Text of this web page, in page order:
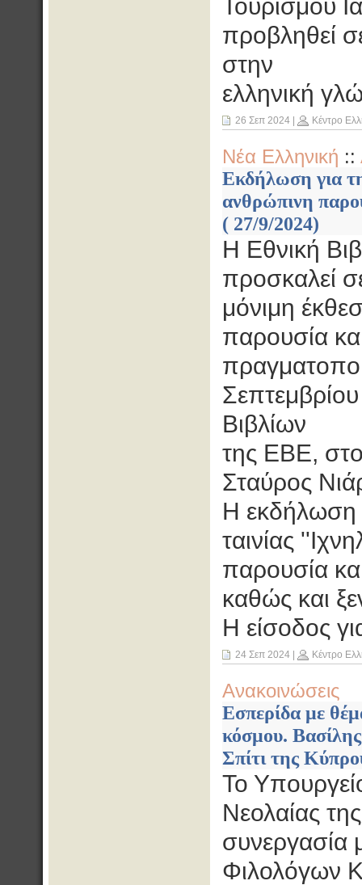
Τουρισμού
προβληθεί
στην
ελληνική
26 Σεπ 2024 Κέντρο
Νέα Ελληνική ::
Εκδήλωση για
ανθρώπινη
( 27/9/2024)
Η Εθνική
προσκαλεί
μόνιμη
παρουσία
Βιβλίων
της ΕΒΕ,
Σταύρος
Η εκδήλωση
ταινίας
παρουσία
καθώς και
Η είσοδος
24 Σεπ 2024 Κέντρο
Ανακοινώσεις
Εσπερίδα με
κόσμου.
Σπίτι της
Το
Νεολαίας
συνεργασία
Φιλολόγων